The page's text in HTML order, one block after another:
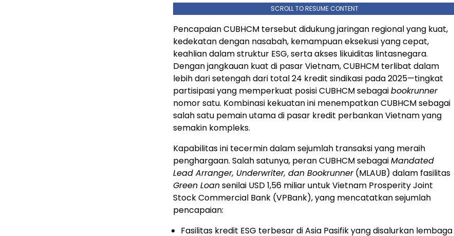
SCROLL TO RESUME CONTENT
Pencapaian CUBHCM tersebut didukung jaringan regional yang kuat,
kedekatan dengan nasabah, kemampuan eksekusi yang cepat,
keahlian dalam struktur ESG, serta akses likuiditas lintasnegara.
Dengan jangkauan kuat di pasar Vietnam, CUBHCM terlibat dalam
lebih dari setengah dari total 24 kredit sindikasi pada 2025—tingkat
partisipasi yang memperkuat posisi CUBHCM sebagaibookrunner
nomor satu. Kombinasi kekuatan ini menempatkan CUBHCM sebagai
salah satu pemain utama di pasar kredit perbankan Vietnam yang
semakin kompleks.
Kapabilitas ini tecermin dalam sejumlah transaksi yang meraih
penghargaan. Salah satunya, peran CUBHCM sebagaiMandated
Lead Arranger, Underwriter, dan Bookrunner(MLAUB) dalam fasilitas
Green Loansenilai USD 1,56 miliar untuk Vietnam Prosperity Joint
Stock Commercial Bank (VPBank), yang mencatatkan sejumlah
pencapaian:
Fasilitas kredit ESG terbesar di Asia Pasifik yang disalurkan lembaga